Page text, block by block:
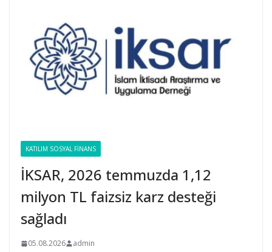
KATILIM SOSYAL FINANS
İKSAR, 2026 temmuzda 1,12
milyon TL faizsiz karz desteği
sağladı
05.08.2026 admin